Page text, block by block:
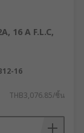
16 A F.L.C,
16
THB3,076.85/ชิ้น